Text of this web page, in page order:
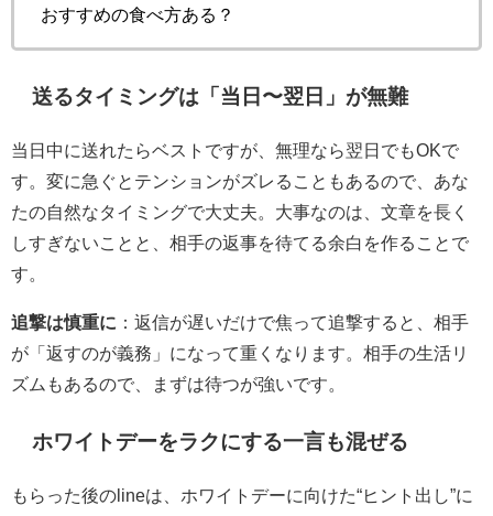
おすすめの食べ方ある？
送るタイミングは「当日〜翌日」が無難
当日中に送れたらベストですが、無理なら翌日でもOKで
す。変に急ぐとテンションがズレることもあるので、あな
たの自然なタイミングで大丈夫。大事なのは、文章を長く
しすぎないことと、相手の返事を待てる余白を作ることで
す。
追撃は慎重に ：返信が遅いだけで焦って追撃すると、相手
が「返すのが義務」になって重くなります。相手の生活リ
ズムもあるので、
まずは待つが強いです。
ホワイトデーをラクにする一言も混ぜる
もらった後のlineは、ホワイトデーに向けた“ヒント出し”に